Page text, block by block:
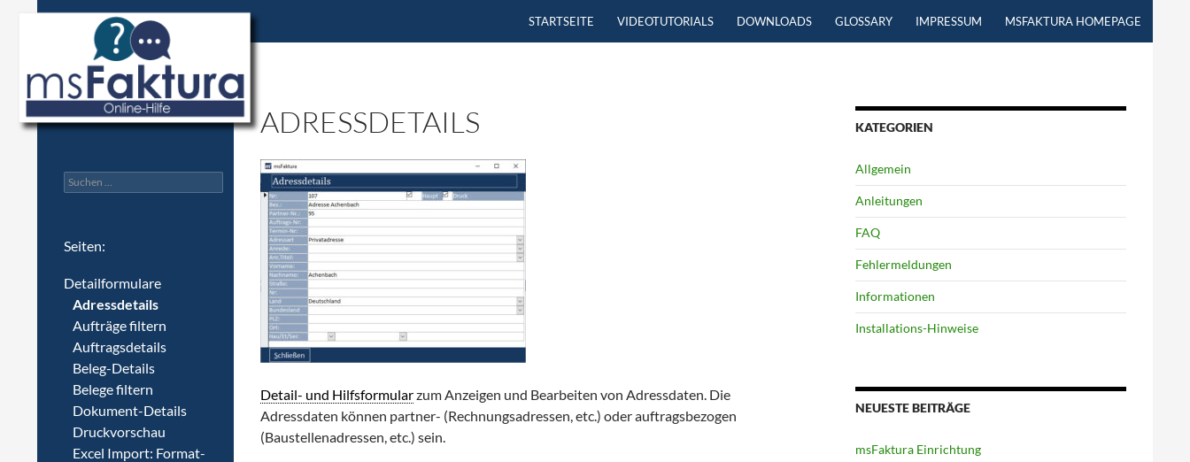
STARTSEITE
VIDEOTUTORIALS DOWNLOADS GLOSSARY IMPRESSUM MSFAKTURA HOMEPAGE
ADRESSDETAILS
Detail- und Hilfsformularzum Anzeigen und Bearbeiten von Adressdaten. Die
Adressdaten können partner- (Rechnungsadressen, etc.) oder auftragsbezogen
(Baustellenadressen, etc.) sein.
KATEGORIEN
Allgemein
Anleitungen
FAQ
Fehlermeldungen
Informationen
Installations-Hinweise
NEUESTE BEITRÄGE
msFaktura Einrichtung
msFaktura Hilfe für Version 2
Suchen
nach:
Seiten:
Detailformulare
Adressdetails
Aufträge filtern
Auftragsdetails
Beleg-Details
Belege filtern
Dokument-Details
Druckvorschau
Excel Import: Format-